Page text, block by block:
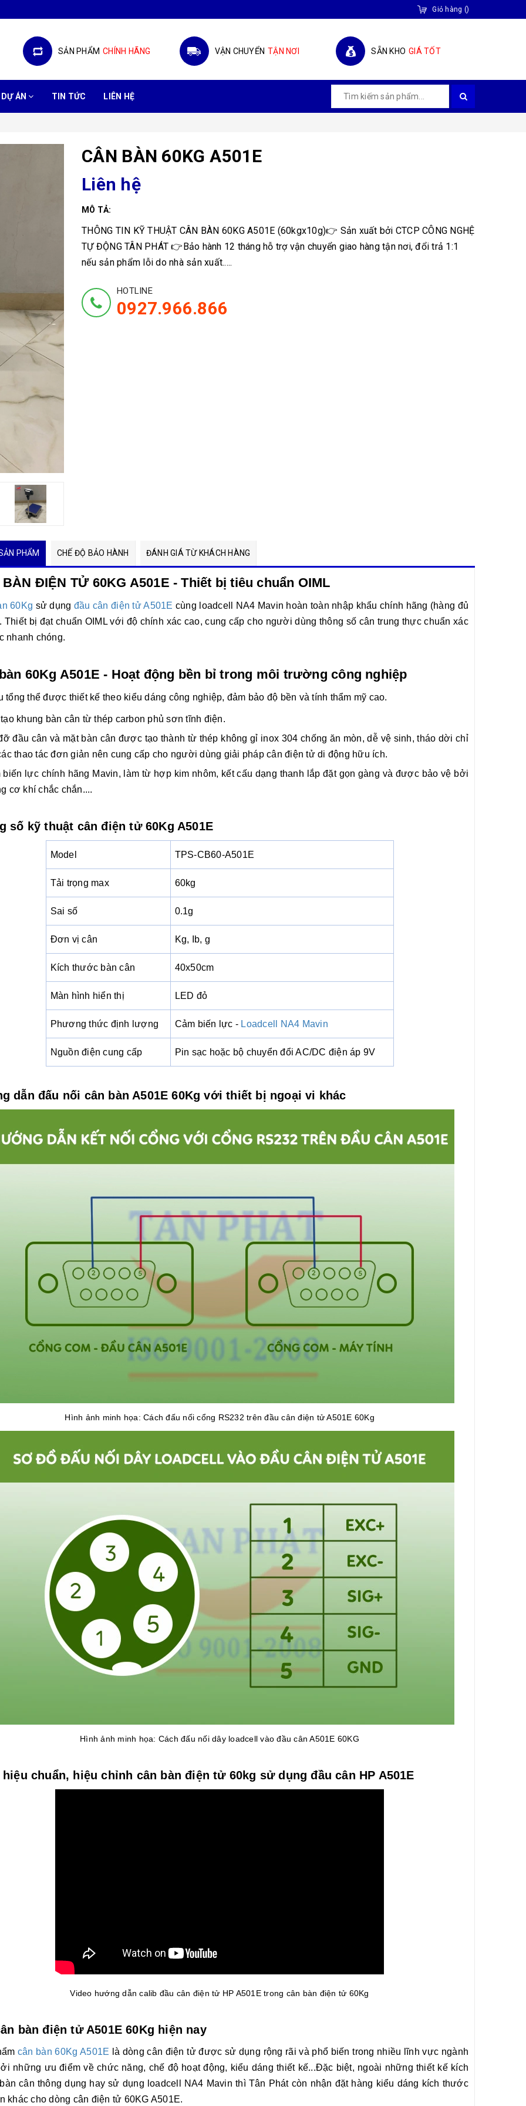
Giỏ hàng ()
SẢN PHẨM CHÍNH HÃNG VẬN CHUYỂN TẬN NƠI SẴN KHO GIÁ TỐT
DỰ ÁN TIN TỨC LIÊN HỆ
CÂN BÀN 60KG A501E
Liên hệ
MÔ TẢ:
THÔNG TIN KỸ THUẬT CÂN BÀN 60KG A501E (60kgx10g)👉 Sản xuất bởi CTCP CÔNG NGHỆ
TỰ ĐỘNG TÂN PHÁT 👉Bảo hành 12 tháng hỗ trợ vận chuyển giao hàng tận nơi, đổi trả 1:1
nếu sản phẩm lỗi do nhà sản xuất.....
HOTLINE
0927.966.866
PHẨM CHẾ ĐỘ BẢO HÀNH ĐÁNH GIÁ TỪ KHÁCH HÀNG
ĐIỆN TỬ 60KG A501E - Thiết bị tiêu chuẩn OIML
60Kg sử dụng đầu cân điện tử A501E cùng loadcell NA4 Mavin hoàn toàn nhập khẩu chính hãng (hàng đủ
Thiết bị đạt chuẩn OIML với độ chính xác cao, cung cấp cho người dùng thông số cân trung thực chuẩn xác
nhanh chóng.
60Kg A501E - Hoạt động bền bỉ trong môi trường công nghiệp
tổng thể được thiết kế theo kiểu dáng công nghiệp, đảm bảo độ bền và tính thẩm mỹ cao.
khung bàn cân từ thép carbon phủ sơn tĩnh điện.
đầu cân và mặt bàn cân được tạo thành từ thép không gỉ inox 304 chống ăn mòn, dễ vệ sinh, tháo dời chỉ
thao tác đơn giản nên cung cấp cho người dùng giải pháp cân điện tử di động hữu ích.
biến lực chính hãng Mavin, làm từ hợp kim nhôm, kết cấu dạng thanh lắp đặt gọn gàng và được bảo vệ bởi
cơ khí chắc chắn....
số kỹ thuật cân điện tử 60Kg A501E
Model TPS-CB60-A501E
Tải trọng max 60kg
Sai số 0.1g
Đơn vị cân Kg, Ib, g
Kích thước bàn cân 40x50cm
Màn hình hiển thị LED đỏ
Phương thức định lượng Cảm biến lực - Loadcell NA4 Mavin
Nguồn điện cung cấp Pin sạc hoặc bộ chuyển đổi AC/DC điện áp 9V
dẫn đấu nối cân bàn A501E 60Kg với thiết bị ngoại vi khác
Hình ảnh minh họa: Cách đấu nối cổng RS232 trên đầu cân điện tử A501E 60Kg
Hình ảnh minh họa: Cách đấu nối dây loadcell vào đầu cân A501E 60KG
hiệu chuẩn, hiệu chỉnh cân bàn điện tử 60kg sử dụng đầu cân HP A501E
Video hướng dẫn calib đầu cân điện tử HP A501E trong cân bàn điện tử 60Kg
bàn điện tử A501E 60Kg hiện nay
cân bàn 60Kg A501E là dòng cân điện tử được sử dụng rộng rãi và phổ biến trong nhiều lĩnh vực ngành
những ưu điểm về chức năng, chế độ hoạt động, kiểu dáng thiết kế...Đặc biệt, ngoài những thiết kế kích
cân thông dụng hay sử dụng loadcell NA4 Mavin thì Tân Phát còn nhận đặt hàng kiểu dáng kích thước
khác cho dòng cân điện tử 60KG A501E.